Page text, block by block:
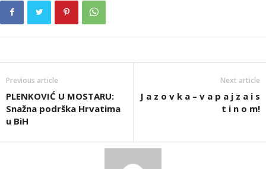
Previous article
PLENKOVIĆ U MOSTARU:
Snažna podrška Hrvatima
u BiH
Next article
J a z o v k a – v a p a j z a i s
t i n o m!